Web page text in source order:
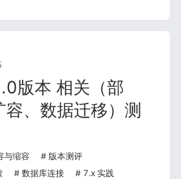
版本 相关（部
、数据迁移）测
与缩容
版本测评
数据库连接 7.x 实践